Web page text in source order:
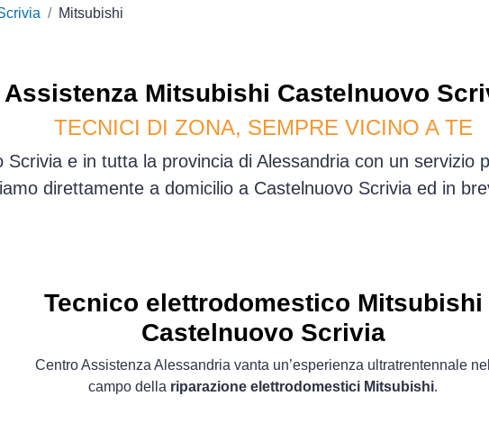
Mitsubishi
Assistenza Mitsubishi Castelnuovo
TECNICI DI ZONA, SEMPRE VICINO A TE
Scrivia e in tutta la provincia di Alessandria con un servizio
direttamente a domicilio a Castelnuovo Scrivia ed in
Tecnico elettrodomestico Mitsubishi
Castelnuovo Scrivia
Centro Assistenza Alessandria vanta un’esperienza ultratrentennale nel
campo della riparazione elettrodomestici Mitsubishi.